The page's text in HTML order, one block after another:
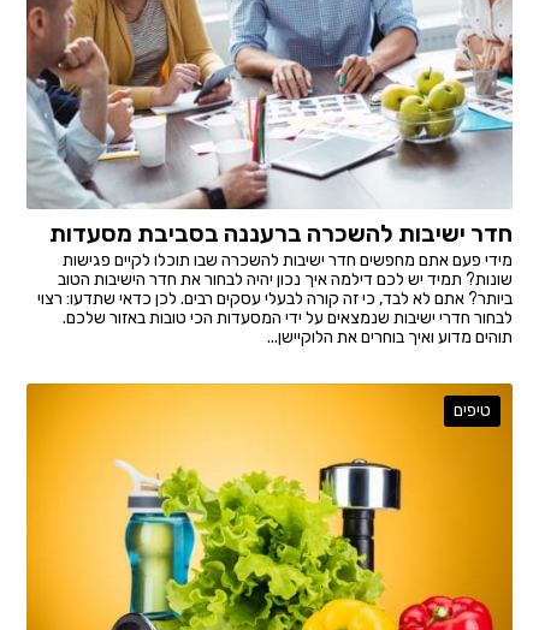
חדר ישיבות להשכרה ברעננה בסביבת מסעדות
מידי פעם אתם מחפשים חדר ישיבות להשכרה שבו תוכלו לקיים פגישות
שונות? תמיד יש לכם דילמה איך נכון יהיה לבחור את חדר הישיבות הטוב
ביותר? אתם לא לבד, כי זה קורה לבעלי עסקים רבים. לכן כדאי שתדעו: רצוי
לבחור חדרי ישיבות שנמצאים על ידי המסעדות הכי טובות באזור שלכם.
תוהים מדוע ואיך בוחרים את הלוקיישן...
טיפים